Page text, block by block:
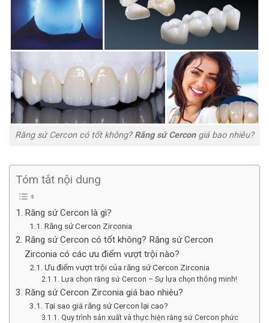
Răng sứ Cercon có tốt không?Răng sứ Cercongiá bao nhiêu?
Tóm tắt nội dung
Răng sứ Cercon là gì?
Răng sứ Cercon Zirconia
Răng sứ Cercon có tốt không? Răng sứ Cercon
Zirconia có các ưu điểm vượt trội nào?
Ưu điểm vượt trội của răng sứ Cercon Zirconia
Lựa chọn răng sứ Cercon – Sự lựa chọn thông minh!
Răng sứ Cercon Zirconia giá bao nhiêu?
Tại sao giá răng sứ Cercon lại cao?
Quy trình sản xuất và thực hiện răng sứ Cercon phức